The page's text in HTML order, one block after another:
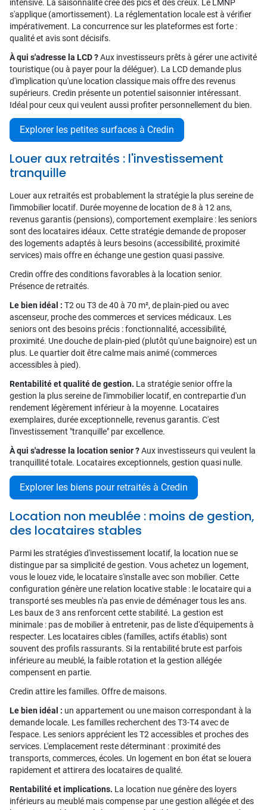
intensive. La saisonnalité crée des pics et des creux. Le LMNP
s'applique (amortissement). La réglementation locale est à vérifier
impérativement. La concurrence sur les plateformes est forte :
qualité et avis sont décisifs.
À qui s'adresse la LCD ?Aux investisseurs prêts à gérer une activité
touristique (ou à payer pour la déléguer). La LCD demande plus
d'implication qu'une location classique mais offre des revenus
supérieurs. Credin présente un potentiel saisonnier intéressant.
Idéal pour ceux qui veulent aussi profiter personnellement du bien.
Explorer les petites surfaces à Credin
Louer aux retraités : l'investissement
tranquille
Louer aux retraités est probablement la stratégie la plus sereine de
l'immobilier locatif. Durée moyenne de location de 8 à 12 ans,
revenus garantis (pensions), comportement exemplaire : les seniors
sont des locataires idéaux. Cette stratégie demande de proposer
des logements adaptés à leurs besoins (accessibilité, proximité
services) mais offre en échange une gestion quasi passive.
Credin offre des conditions favorables à la location senior.
Présence de retraités.
Le bien idéal : T2 ou T3 de 40 à 70 m², de plain-pied ou avec
ascenseur, proche des commerces et services médicaux. Les
seniors ont des besoins précis : fonctionnalité, accessibilité,
proximité. Une douche de plain-pied (plutôt qu'une baignoire) est un
plus. Le quartier doit être calme mais animé (commerces
accessibles à pied).
Rentabilité et qualité de gestion. La stratégie senior offre la
gestion la plus sereine de l'immobilier locatif, en contrepartie d'un
rendement légèrement inférieur à la moyenne. Locataires
exemplaires, durée exceptionnelle, revenus garantis. C'est
l'investissement "tranquille" par excellence.
À qui s'adresse la location senior ?Aux investisseurs qui veulent la
tranquillité totale. Locataires exceptionnels, gestion quasi nulle.
Explorer les biens pour retraités à Credin
Location non meublée : moins de gestion,
des locataires stables
Parmi les stratégies d'investissement locatif, la location nue se
distingue par sa simplicité de gestion. Vous achetez un logement,
vous le louez vide, le locataire s'installe avec son mobilier. Cette
configuration génère une relation locative stable : le locataire qui a
transporté ses meubles n'a pas envie de déménager tous les ans.
Les baux de 3 ans renforcent cette stabilité. La gestion est
minimale : pas de mobilier à entretenir, pas de liste d'équipements à
respecter. Les locataires cibles (familles, actifs établis) sont
souvent des profils rassurants. Si la rentabilité brute est parfois
inférieure au meublé, la faible rotation et la gestion allégée
compensent en partie.
Credin attire les familles. Offre de maisons.
Le bien idéal : un appartement ou une maison correspondant à la
demande locale. Les familles recherchent des T3-T4 avec de
l'espace. Les seniors apprécient les T2 accessibles et proches des
services. L'emplacement reste déterminant : proximité des
transports, commerces, écoles. Un logement en bon état se louera
rapidement et attirera des locataires de qualité.
Rentabilité et implications. La location nue génère des loyers
inférieurs au meublé mais compense par une gestion allégée et des